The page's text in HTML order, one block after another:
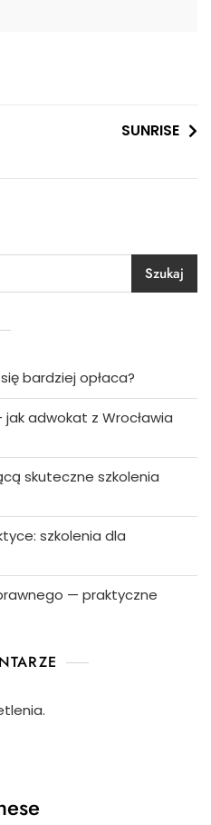
SUNRISE
Szukaj
bardziej opłaca?
adwokat z Wrocławia
skuteczne szkolenia
szkolenia dla
— praktyczne